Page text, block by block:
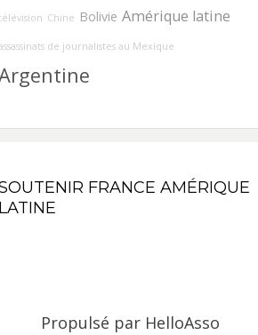
Chine Bolivie Amérique latine
de journalistes au Mexique
FRANCE AMÉRIQUE
LATINE
Propulsé par HelloAsso